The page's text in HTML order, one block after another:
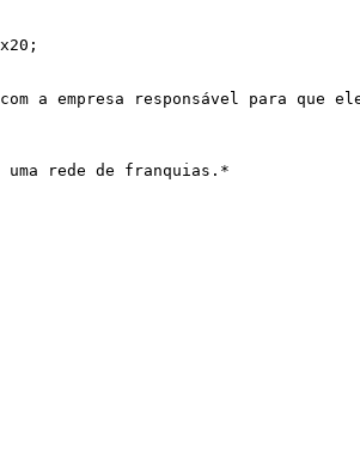
a empresa responsável para que
rede de franquias.*